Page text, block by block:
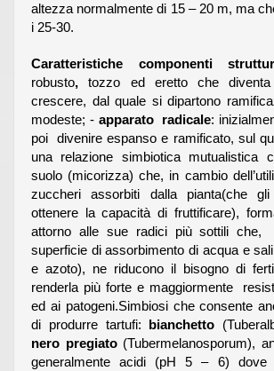
altezza normalmente di 15 – 20 m, ma
i 25-30.
Caratteristiche componenti
robusto,tozzo ed eretto che
crescere, dal quale si dipartono
modeste; - apparato radicale:
poi divenire espanso e ramificato, sul
una relazione simbiotica mutualistica
suolo (micorizza) che, in cambio
zuccheri assorbiti dalla pianta(che
ottenere la capacità di fruttificare),
attorno alle sue radici più sottili che,
superficie di assorbimento di acqua e
e azoto), ne riducono il bisogno di
renderla più forte e maggiormente
ed ai patogeni.Simbiosi che consente
di produrre tartufi: bianchetto
nero pregiato (Tubermelanosporum),
generalmente acidi (pH 5 – 6) dove